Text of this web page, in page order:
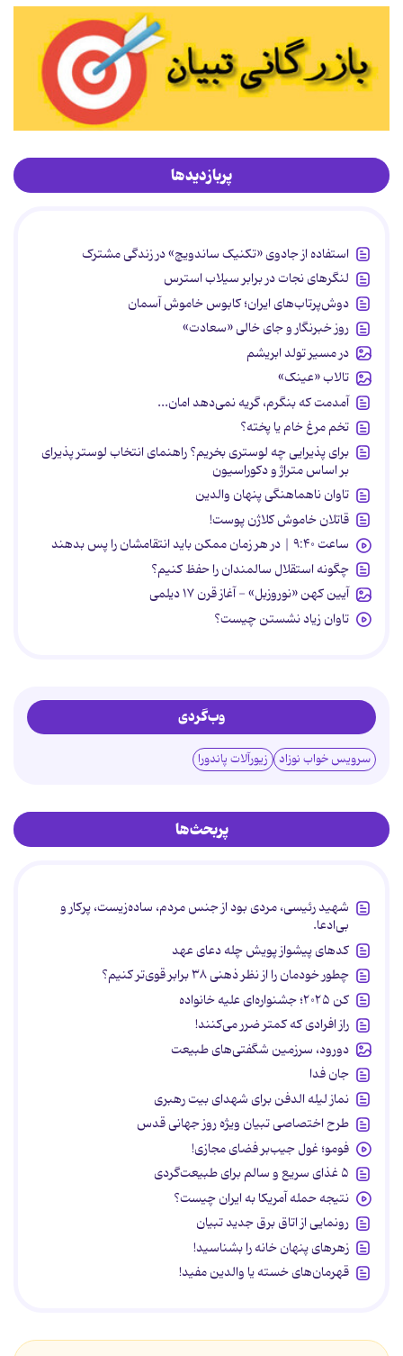
پربازدیدها
استفاده از جادوی «تکنیک ساندویچ» در زندگی مشترک
لنگرهای نجات در برابر سیلاب استرس
دوش‌پرتاب‌های ایران؛ کابوس خاموش آسمان
روز خبرنگار و جای خالی «سعادت»
در مسیر تولد ابریشم
تالاب «عینک»
آمدمت که بنگرم، گریه نمی‌دهد امان...
تخم مرغ خام یا پخته؟
برای پذیرایی چه لوستری بخریم؟ راهنمای انتخاب لوستر پذیرای
بر اساس متراژ و دکوراسیون
تاوان ناهماهنگی پنهان والدین
قاتلان خاموش کلاژن پوست!
ساعت ۹:۴۰ | در هر زمان ممکن باید انتقامشان را پس بدهند
چگونه استقلال سالمندان را حفظ کنیم؟
آیین کهن «نوروزبل» - آغاز قرن ۱۷ دیلمی
تاوان زیاد نشستن چیست؟
وب‌گردی
سرویس خواب نوزاد زیورآلات پاندورا
پربحث‌ها
شهید رئیسی، مردی بود از جنس مردم، ساده‌زیست، پرکار و
بی‌ادعا.
کدهای پیشواز پویش چله دعای عهد
چطور خودمان را از نظر ذهنی ۳۸ برابر قوی‌تر کنیم؟
کن ۲۰۲۵؛ جشنواره‌ای علیه خانواده
راز افرادی که کمتر ضرر می‌کنند!
دورود، سرزمین شگفتی‌های طبیعت
جان فدا
نماز لیله الدفن برای شهدای بیت رهبری
طرح اختصاصی تبیان ویژه روز جهانی قدس
فومو؛ غول جیب‌بر فضای مجازی!
۵ غذای سریع و سالم برای طبیعت‌گردی
نتیجه حمله آمریکا به ایران چیست؟
رونمایی از اتاق برق جدید تبیان
زهرهای پنهان خانه را بشناسید!
قهرمان‌های خسته یا والدین مفید!